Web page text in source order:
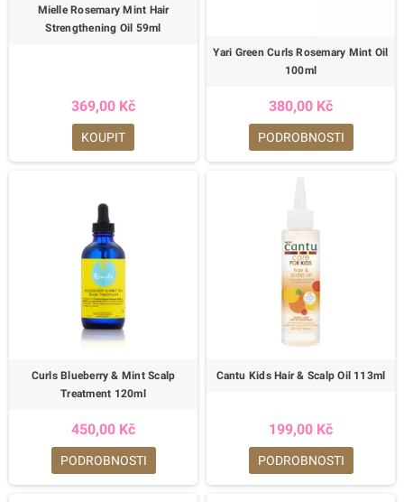
Mielle Rosemary Mint Hair
Strengthening Oil 59ml
369,00 Kč
KOUPIT
Yari Green Curls Rosemary Mint Oil
100ml
380,00 Kč
PODROBNOSTI
Curls Blueberry & Mint Scalp
Treatment 120ml
450,00 Kč
PODROBNOSTI
Cantu Kids Hair & Scalp Oil 113ml
199,00 Kč
PODROBNOSTI